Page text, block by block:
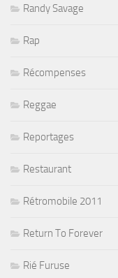
Randy Savage
Rap
Récompenses
Reggae
Reportages
Restaurant
Rétromobile 2011
Return To Forever
Rié Furuse